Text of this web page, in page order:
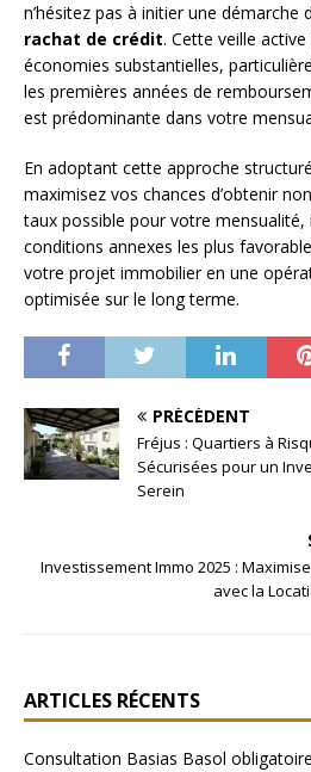
n’hésitez pas à initier une démarche
rachat de crédit. Cette veille
économies substantielles,
les premières années de
est prédominante dans votre
En adoptant cette approche
maximisez vos chances d’obtenir
taux possible pour votre mensualité,
conditions annexes les plus
votre projet immobilier en une
optimisée sur le long terme.
PRÉCÉDENT
Fréjus : Quartiers à
Sécurisées pour un
Serein
Investissement Immo 2025 :
avec la
ARTICLES RÉCENTS
Consultation Basias Basol